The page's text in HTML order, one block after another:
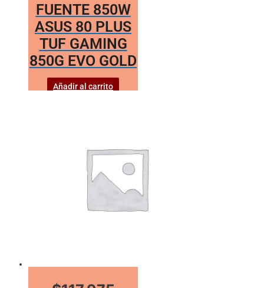
FUENTE 850W
ASUS 80 PLUS
TUF GAMING
850G EVO GOLD
Añadir al carrito